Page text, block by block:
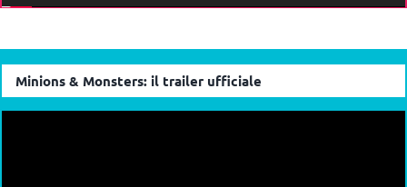
Minions & Monsters: il trailer ufficiale